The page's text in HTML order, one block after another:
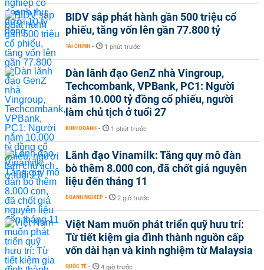
BIDV sắp phát hành gần 500 triệu cổ
phiếu, tăng vốn lên gần 77.800 tỷ
TÀI CHÍNH - 1 phút trước
Dàn lãnh đạo GenZ nhà Vingroup,
Techcombank, VPBank, PC1: Người
nắm 10.000 tỷ đồng cổ phiếu, người
làm chủ tịch ở tuổi 27
KINH DOANH - 1 phút trước
Lãnh đạo Vinamilk: Tăng quy mô đàn
bò thêm 8.000 con, đã chốt giá nguyên
liệu đến tháng 11
DOANH NGHIỆP - 2 giờ trước
Việt Nam muốn phát triển quỹ hưu trí:
Từ tiết kiệm gia đình thành nguồn cấp
vốn dài hạn và kinh nghiệm từ Malaysia
QUỐC TẾ - 4 giờ trước